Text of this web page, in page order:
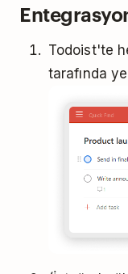
Todoist'te
tarafında